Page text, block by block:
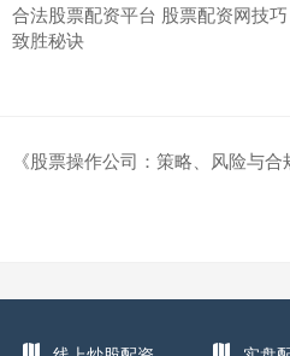
合法股票配资平台 股票配资网技
致胜秘诀
《股票操作公司：策略、风险与合